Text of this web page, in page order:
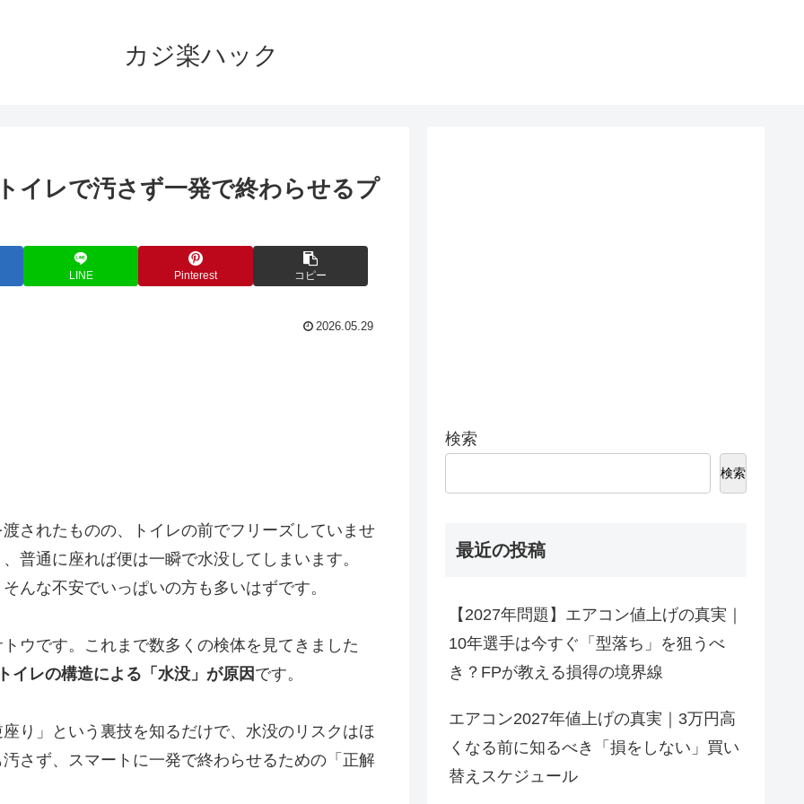
カジ楽ハック
イレで汚さず一発で終わらせるプ
LINE Pinterest コピー
2026.05.29
されたものの、トイレの前でフリーズしていませ
普通に座れば便は一瞬で水没してしまいます。
な不安でいっぱいの方も多いはずです。
ウです。これまで数多くの検体を見てきました
イレの構造による「水没」が原因 です。
り」という裏技を知るだけで、水没のリスクはほ
さず、スマートに一発で終わらせるための「正解
検索
検索
最近の投稿
【2027年問題】エアコン値上げの真実｜
10年選手は今すぐ「型落ち」を狙うべ
き？FPが教える損得の境界線
エアコン2027年値上げの真実｜3万円高
くなる前に知るべき「損をしない」買い
替えスケジュール